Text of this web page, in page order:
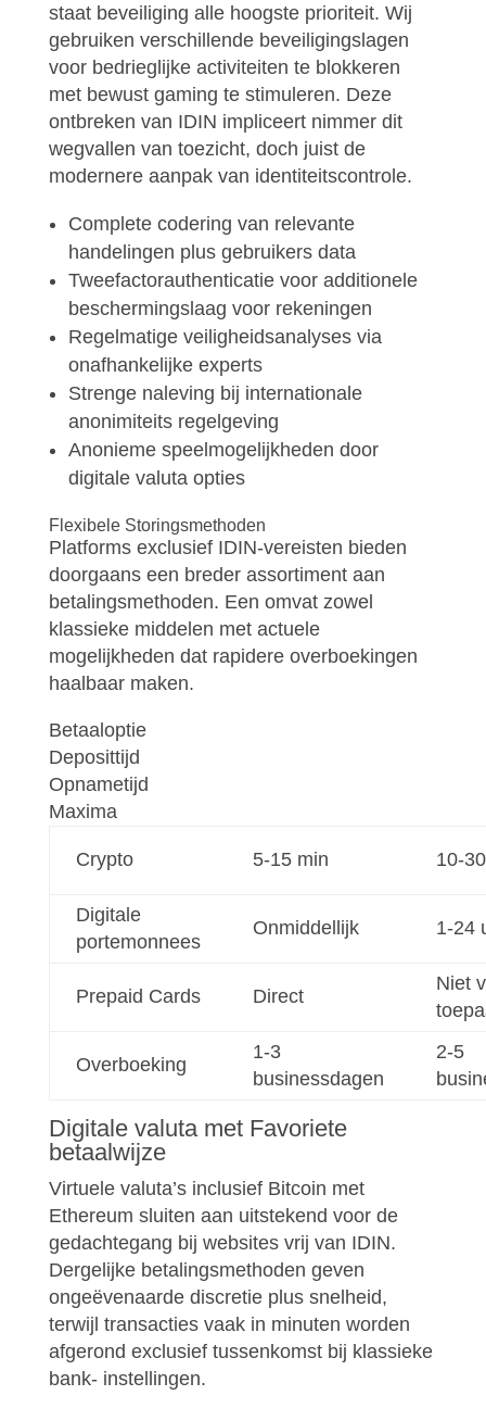
staat beveiliging alle hoogste prioriteit. Wij
gebruiken verschillende beveiligingslagen
voor bedrieglijke activiteiten te blokkeren
met bewust gaming te stimuleren. Deze
ontbreken van IDIN impliceert nimmer dit
wegvallen van toezicht, doch juist de
modernere aanpak van identiteitscontrole.
Complete codering van relevante
handelingen plus gebruikers data
Tweefactorauthenticatie voor additionele
beschermingslaag voor rekeningen
Regelmatige veiligheidsanalyses via
onafhankelijke experts
Strenge naleving bij internationale
anonimiteits regelgeving
Anonieme speelmogelijkheden door
digitale valuta opties
Flexibele Storingsmethoden
Platforms exclusief IDIN-vereisten bieden
doorgaans een breder assortiment aan
betalingsmethoden. Een omvat zowel
klassieke middelen met actuele
mogelijkheden dat rapidere overboekingen
haalbaar maken.
Betaaloptie
Deposittijd
Opnametijd
Maxima
Crypto 5-15 min 10-
Digitale
portemonnees
Onmiddellijk 1-24
Prepaid Cards Direct
Niet
Overboeking
1-3
businessdagen
2-5
Digitale valuta met Favoriete
betaalwijze
Virtuele valuta’s inclusief Bitcoin met
Ethereum sluiten aan uitstekend voor de
gedachtegang bij websites vrij van IDIN.
Dergelijke betalingsmethoden geven
ongeëvenaarde discretie plus snelheid,
terwijl transacties vaak in minuten worden
afgerond exclusief tussenkomst bij klassieke
bank- instellingen.